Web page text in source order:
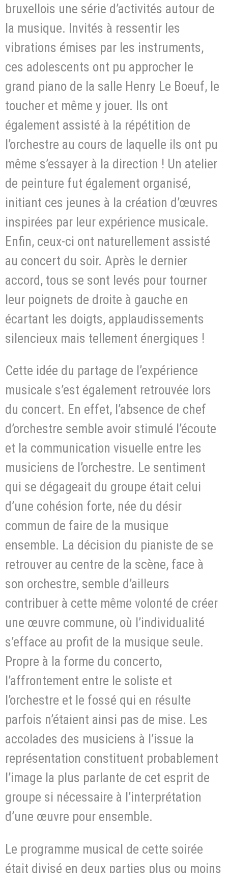
bruxellois une série d’activités autour de
la musique. Invités à ressentir les
vibrations émises par les instruments,
ces adolescents ont pu approcher le
grand piano de la salle Henry Le Boeuf, le
toucher et même y jouer. Ils ont
également assisté à la répétition de
l’orchestre au cours de laquelle ils ont pu
même s’essayer à la direction ! Un atelier
de peinture fut également organisé,
initiant ces jeunes à la création d’œuvres
inspirées par leur expérience musicale.
Enfin, ceux-ci ont naturellement assisté
au concert du soir. Après le dernier
accord, tous se sont levés pour tourner
leur poignets de droite à gauche en
écartant les doigts, applaudissements
silencieux mais tellement énergiques !
Cette idée du partage de l’expérience
musicale s’est également retrouvée lors
du concert. En effet, l’absence de chef
d’orchestre semble avoir stimulé l’écoute
et la communication visuelle entre les
musiciens de l’orchestre. Le sentiment
qui se dégageait du groupe était celui
d’une cohésion forte, née du désir
commun de faire de la musique
ensemble. La décision du pianiste de se
retrouver au centre de la scène, face à
son orchestre, semble d’ailleurs
contribuer à cette même volonté de créer
une œuvre commune, où l’individualité
s’efface au profit de la musique seule.
Propre à la forme du concerto,
l’affrontement entre le soliste et
l’orchestre et le fossé qui en résulte
parfois n’étaient ainsi pas de mise. Les
accolades des musiciens à l’issue la
représentation constituent probablement
l’image la plus parlante de cet esprit de
groupe si nécessaire à l’interprétation
d’une œuvre pour ensemble.
Le programme musical de cette soirée
était divisé en deux parties plus ou moins